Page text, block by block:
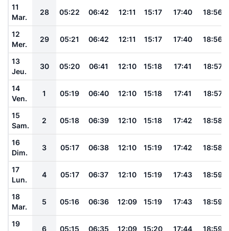
11
Mar.
28 05:22 06:42 12:11 15:17 17:40 18:56
12
Mer.
29 05:21 06:42 12:11 15:17 17:40 18:56
13
Jeu.
30 05:20 06:41 12:10 15:18 17:41 18:57
14
Ven.
1 05:19 06:40 12:10 15:18 17:41 18:57
15
Sam.
2 05:18 06:39 12:10 15:18 17:42 18:58
16
Dim.
3 05:17 06:38 12:10 15:19 17:42 18:58
17
Lun.
4 05:17 06:37 12:10 15:19 17:43 18:59
18
Mar.
5 05:16 06:36 12:09 15:19 17:43 18:59
19
6 05:15 06:35 12:09 15:20 17:44 18:59